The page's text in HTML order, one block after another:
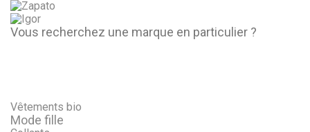
Vous recherchez une marque en particulier ?
Vêtements bio
Mode fille